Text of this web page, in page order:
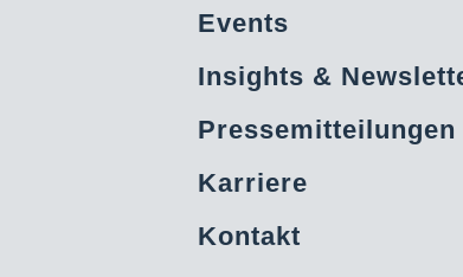
Events
Insights &
Pressemitteilungen
Karriere
Kontakt